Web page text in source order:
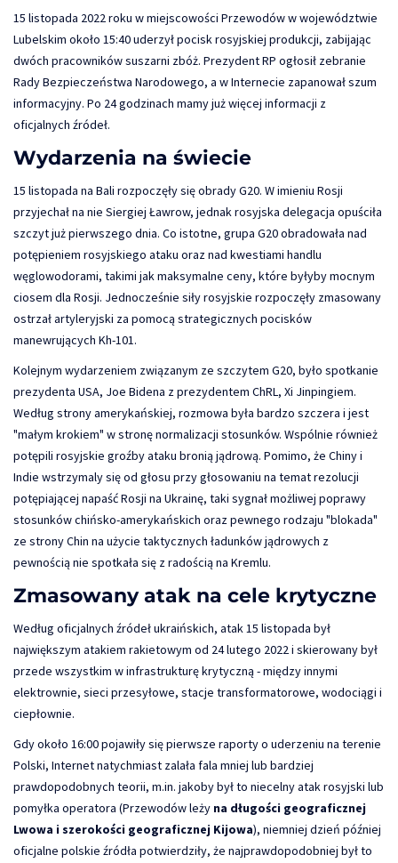
15 listopada 2022 roku w miejscowości Przewodów w województwie
Lubelskim około 15:40 uderzył pocisk rosyjskiej produkcji, zabijając
dwóch pracowników suszarni zbóż. Prezydent RP ogłosił zebranie
Rady Bezpieczeństwa Narodowego, a w Internecie zapanował szum
informacyjny. Po 24 godzinach mamy już więcej informacji z
oficjalnych źródeł.
Wydarzenia na świecie
15 listopada na Bali rozpoczęły się obrady G20. W imieniu Rosji
przyjechał na nie Siergiej Ławrow, jednak rosyjska delegacja opuściła
szczyt już pierwszego dnia. Co istotne, grupa G20 obradowała nad
potępieniem rosyjskiego ataku oraz nad kwestiami handlu
węglowodorami, takimi jak maksymalne ceny, które byłyby mocnym
ciosem dla Rosji. Jednocześnie siły rosyjskie rozpoczęły zmasowany
ostrzał artyleryjski za pomocą strategicznych pocisków
manewrujących Kh-101.
Kolejnym wydarzeniem związanym ze szczytem G20, było spotkanie
prezydenta USA, Joe Bidena z prezydentem ChRL, Xi Jinpingiem.
Według strony amerykańskiej, rozmowa była bardzo szczera i jest
"małym krokiem" w stronę normalizacji stosunków. Wspólnie również
potępili rosyjskie groźby ataku bronią jądrową. Pomimo, że Chiny i
Indie wstrzymaly się od głosu przy głosowaniu na temat rezolucji
potępiającej napaść Rosji na Ukrainę, taki sygnał możliwej poprawy
stosunków chińsko-amerykańskich oraz pewnego rodzaju "blokada"
ze strony Chin na użycie taktycznych ładunków jądrowych z
pewnością nie spotkała się z radością na Kremlu.
Zmasowany atak na cele krytyczne
Według oficjalnych źródeł ukraińskich, atak 15 listopada był
największym atakiem rakietowym od 24 lutego 2022 i skierowany był
przede wszystkim w infrastrukturę krytyczną - między innymi
elektrownie, sieci przesyłowe, stacje transformatorowe, wodociągi i
ciepłownie.
Gdy około 16:00 pojawiły się pierwsze raporty o uderzeniu na terenie
Polski, Internet natychmiast zalała fala mniej lub bardziej
prawdopodobnych teorii, m.in. jakoby był to niecelny atak rosyjski lub
pomyłka operatora (Przewodów leży na długości geograficznej
Lwowa i szerokości geograficznej Kijowa), niemniej dzień później
oficjalne polskie źródła potwierdziły, że najprawdopodobniej był to